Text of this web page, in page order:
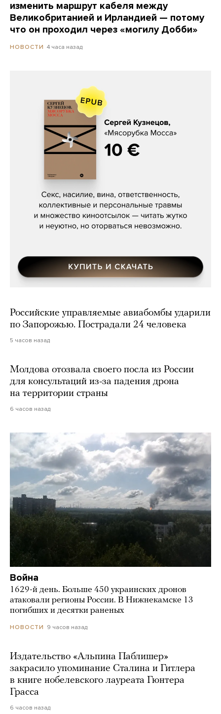
изменить маршрут кабеля между
Великобританией и Ирландией — потому
что он проходил через «могилу Добби»
НОВОСТИ 4 часа назад
Сергей Кузнецов, «Мясорубка
Российские управляемые авиабомбы ударили
по Запорожью. Пострадали 24 человека
5 часов назад
Молдова отозвала своего посла из России
для консультаций из-за падения дрона
на территории страны
6 часов назад
Война
1629-й день. Больше 450 украинских дронов
атаковали регионы России. В Нижнекамске 13
погибших и десятки раненых
НОВОСТИ 9 часов назад
Издательство «Альпина Паблишер»
закрасило упоминание Сталина и Гитлера
в книге нобелевского лауреата Гюнтера
Грасса
6 часов назад